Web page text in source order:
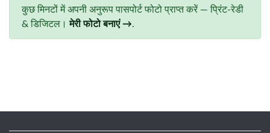
कुछ मिनटों में अपनी अनुरूप पासपोर्ट फोटो प्राप्त करें — प्रिंट-रेडी
& डिजिटल।मेरी फोटो बनाएं →.